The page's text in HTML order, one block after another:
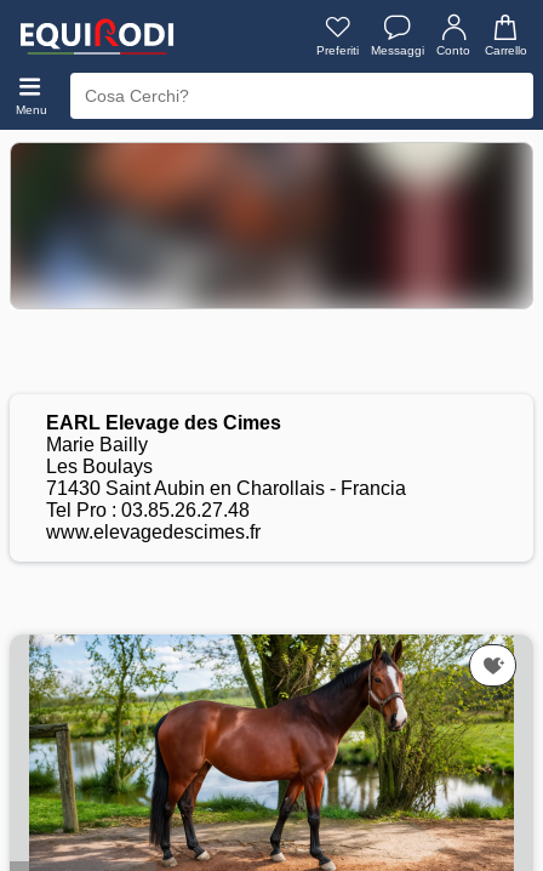
Preferiti Messaggi Conto Carrello
Menu
EARL Elevage des Cimes
Marie Bailly
Les Boulays
71430 Saint Aubin en Charollais - Francia
Tel Pro : 03.85.26.27.48
www.elevagedescimes.fr